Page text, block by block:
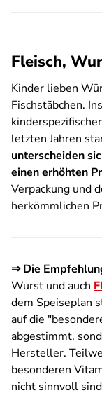
Fleisch,
Kinder lieben
Fischstäbchen.
letzten Jahren
unterscheiden
einen erhöhten
Verpackung und
herkömmlichen
⇒ Die
Wurst und auch
dem Speiseplan
auf die
abgestimmt,
Hersteller.
besonderen
nicht sinnvoll